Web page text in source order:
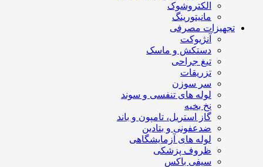
الکتروشوک
مانیتورینگ
تجهیزات مصرفی
آنژیوکت
دستکش و ماسک
تیغ جراحی
تزریقات
سر سوزن
لوله های تنفسی و سوند
نخ بخیه
گاز استریل، تامپون و باند
ضدعفونی و بتادین
لوله های آزمایشگاهی
ظروف پزشکی
سیفی باکس